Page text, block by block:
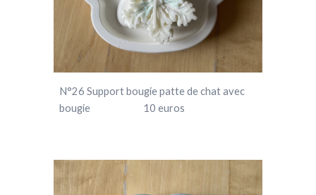
N°26 Supportbougiepatte de chat avec
bougie
10 euros